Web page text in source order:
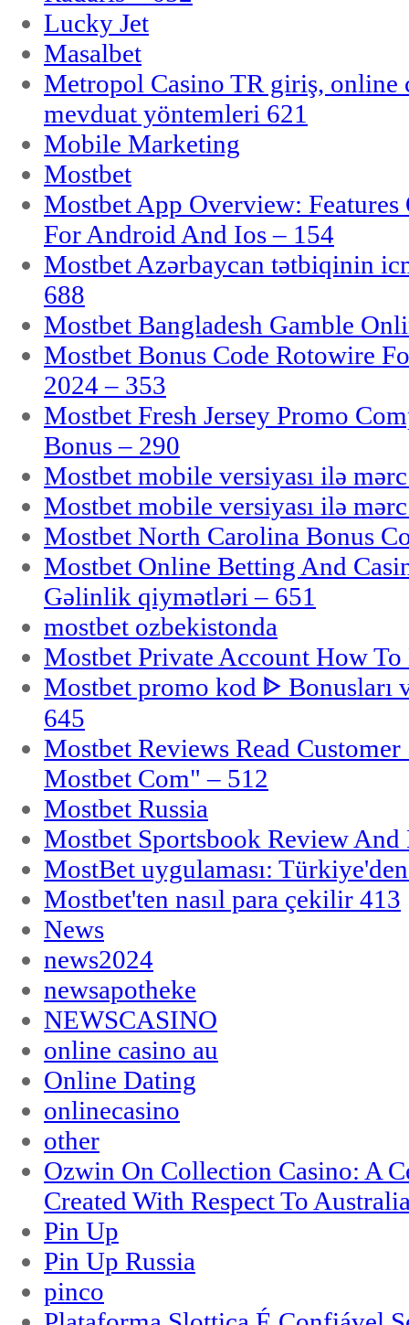
Lucky Jet
Masalbet
Metropol Casino TR giriş, online
mevduat yöntemleri 621
Mobile Marketing
Mostbet
Mostbet App Overview:
For Android And Ios – 154
Mostbet Azərbaycan tətbiqinin
688
Mostbet Bangladesh Gamble
Mostbet Bonus Code Rotowire
2024 – 353
Mostbet Fresh Jersey Promo
Bonus – 290
Mostbet mobile versiyası ilə
Mostbet mobile versiyası ilə
Mostbet North Carolina Bonus
Mostbet Online Betting And
Gəlinlik qiymətləri – 651
mostbet ozbekistonda
Mostbet Private Account How
Mostbet promo kod ᐈ Bonusları
645
Mostbet Reviews Read
Mostbet Com" – 512
Mostbet Russia
Mostbet Sportsbook Review And
MostBet uygulaması:
Mostbet'ten nasıl para çekilir 413
News
news2024
newsapotheke
NEWSCASINO
online casino au
Online Dating
onlinecasino
other
Ozwin On Collection Casino: A
Created With Respect To
Pin Up
Pin Up Russia
pinco